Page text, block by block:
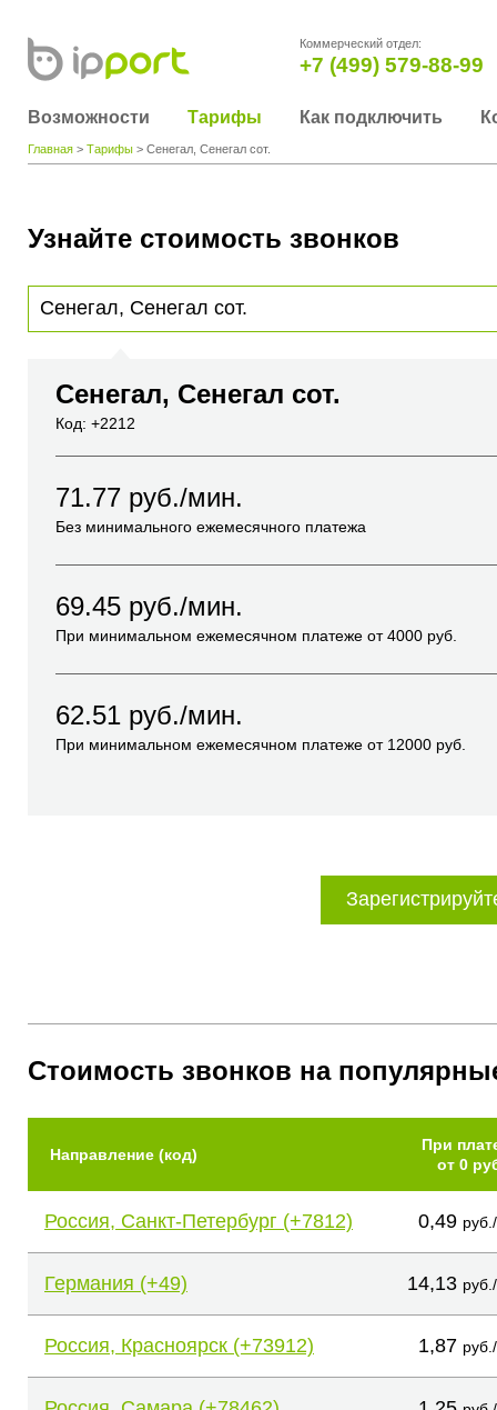
Коммерческий отдел:
+7 (499) 579-88-99
Возможности Тарифы Как подключить
Главная > Тарифы > Сенегал, Сенегал сот.
Узнайте стоимость звонков
Сенегал, Сенегал сот.
Код: +2212
71.77 руб./мин.
Без минимального ежемесячного платежа
69.45 руб./мин.
При минимальном ежемесячном платеже от4000 руб.
62.51 руб./мин.
При минимальном ежемесячном платеже от 12000 руб.
Стоимость звонков на
Направление (код)
При
от 0
Россия, Санкт-Петербург (+7812) 0,49
Германия (+49) 14,13
Россия, Красноярск (+73912) 1,87